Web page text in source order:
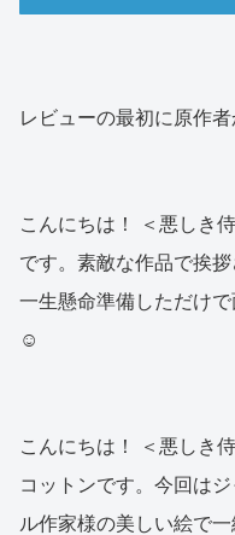
レビューの最初に原作
こんにちは！ ＜悪しき
です。素敵な作品で挨
一生懸命準備しただけ
☺️
こんにちは！ ＜悪しき
コットンです。今回は
ル作家様の美しい絵で